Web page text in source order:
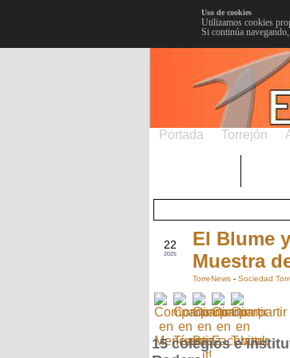
Uso de cookies
Utilizamos cookies
Si continúa
Portada Torrejón
22
2025
El Blume
Muestra
TorreNews - Sociedad
15 colegios e